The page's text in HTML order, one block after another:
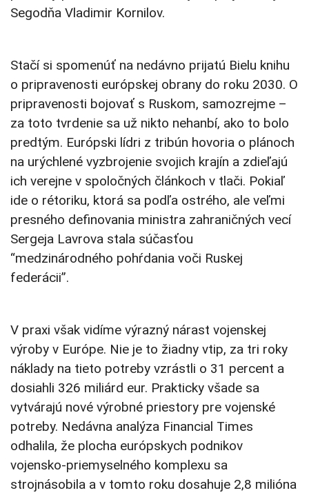
Segodňa Vladimir Kornilov.
Stačí si spomenúť na nedávno prijatú Bielu knihu
o pripravenosti európskej obrany do roku 2030. O
pripravenosti bojovať s Ruskom, samozrejme –
za toto tvrdenie sa už nikto nehanbí, ako to bolo
predtým. Európski lídri z tribún hovoria o plánoch
na urýchlené vyzbrojenie svojich krajín a zdieľajú
ich verejne v spoločných článkoch v tlači. Pokiaľ
ide o rétoriku, ktorá sa podľa ostrého, ale veľmi
presného definovania ministra zahraničných vecí
Sergeja Lavrova stala súčasťou
“medzinárodného pohŕdania voči Ruskej
federácii”.
V praxi však vidíme výrazný nárast vojenskej
výroby v Európe. Nie je to žiadny vtip, za tri roky
náklady na tieto potreby vzrástli o 31 percent a
dosiahli 326 miliárd eur. Prakticky všade sa
vytvárajú nové výrobné priestory pre vojenské
potreby. Nedávna analýza Financial Times
odhalila, že plocha európskych podnikov
vojensko-priemyselného komplexu sa
strojnásobila a v tomto roku dosahuje 2,8 milióna